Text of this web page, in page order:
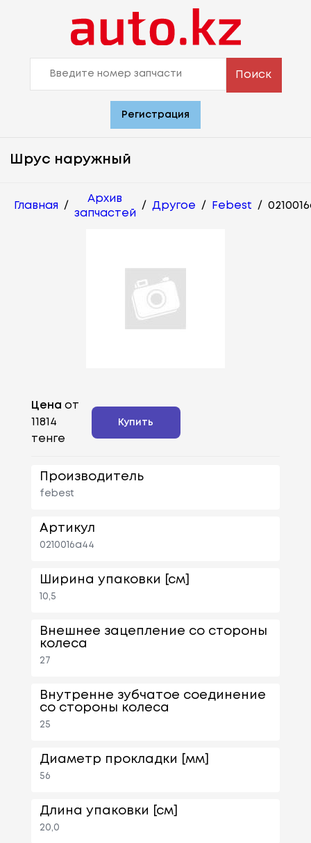
Поиск
Регистрация
Шрус наружный
Главная /
Архив
запчастей
/ Другое / Febest /
Цена от
11814
тенге
Купить
Производитель
febest
Артикул
0210016a44
Ширина упаковки [см]
10,5
Внешнее зацепление со стороны
колеса
27
Внутренне зубчатое соединение
со стороны колеса
25
Диаметр прокладки [мм]
56
Длина упаковки [см]
20,0